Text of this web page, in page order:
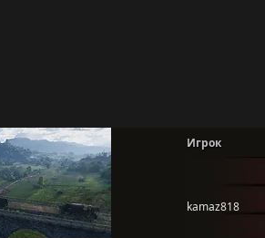
Игрок
kamaz818